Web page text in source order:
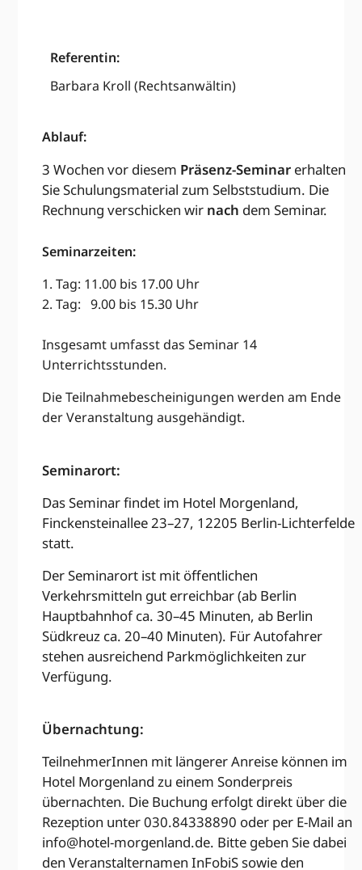
Referentin:
Barbara Kroll (Rechtsanwältin)
Ablauf:
3 Wochen vor diesem Präsenz-Seminar erhalten
Sie Schulungsmaterial zum Selbststudium. Die
Rechnung verschicken wir nach dem Seminar.
Seminarzeiten:
1. Tag: 11.00 bis 17.00 Uhr
2. Tag: 9.00 bis 15.30 Uhr
Insgesamt umfasst das Seminar 14
Unterrichtsstunden.
Die Teilnahmebescheinigungen werden am Ende
der Veranstaltung ausgehändigt.
Seminarort:
Das Seminar findet im Hotel Morgenland,
Finckensteinallee 23–27, 12205 Berlin-Lichterfelde
statt.
Der Seminarort ist mit öffentlichen
Verkehrsmitteln gut erreichbar (ab Berlin
Hauptbahnhof ca. 30–45 Minuten, ab Berlin
Südkreuz ca. 20–40 Minuten). Für Autofahrer
stehen ausreichend Parkmöglichkeiten zur
Verfügung.
Übernachtung:
TeilnehmerInnen mit längerer Anreise können im
Hotel Morgenland zu einem Sonderpreis
übernachten. Die Buchung erfolgt direkt über die
Rezeption unter 030.84338890 oder per E-Mail an
info@hotel-morgenland.de. Bitte geben Sie dabei
den Veranstalternamen InFobiS sowie den